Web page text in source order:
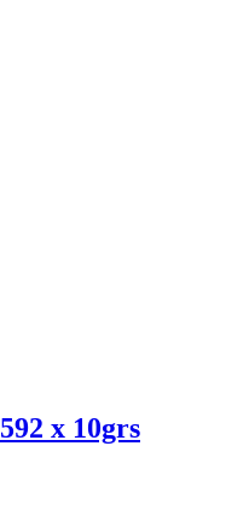
x 10grs